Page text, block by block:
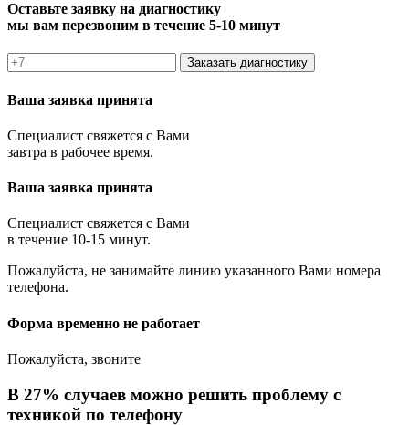
Оставьте заявку на диагностику
мы вам перезвоним в течение 5-10 минут
Заказать диагностику
Ваша заявка принята
Специалист свяжется с Вами
завтра в рабочее время.
Ваша заявка принята
Специалист свяжется с Вами
в течение 10-15 минут.
Пожалуйста, не занимайте линию указанного Вами номера
телефона.
Форма временно не работает
Пожалуйста, звоните
В 27% случаев можно решить проблему с
техникой по телефону